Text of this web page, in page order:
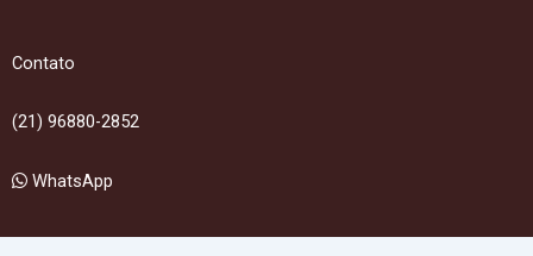
Contato
(21) 96880-2852
WhatsApp